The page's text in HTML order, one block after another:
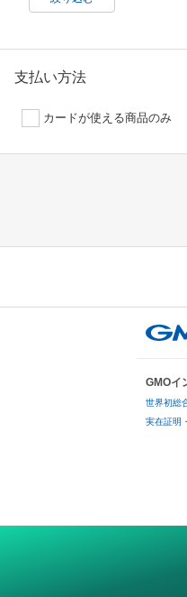
支払い方法
カードが使える商品のみ
GMOイ
世界初総
実在証明